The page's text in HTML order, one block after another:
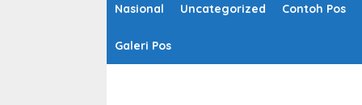
Nasional Uncategorized Contoh Pos
Galeri Pos